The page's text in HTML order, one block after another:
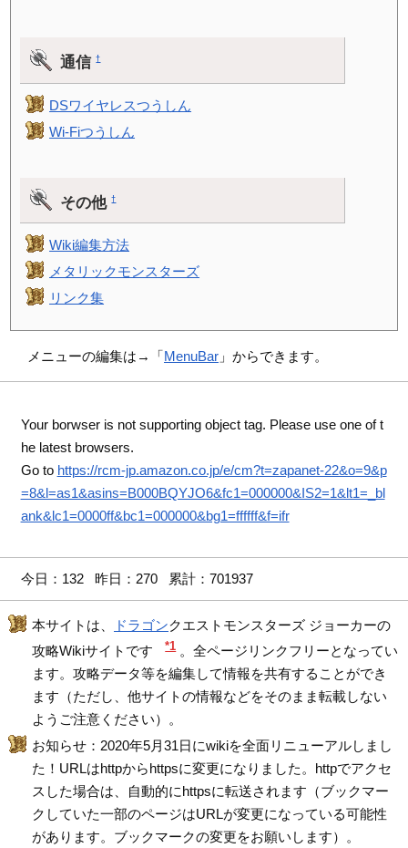
通信†
DSワイヤレスつうしん
Wi-Fiつうしん
その他†
Wiki編集方法
メタリックモンスターズ
リンク集
メニューの編集は→「 MenuBar 」からできます。
Your borwser is not supporting object tag. Please use one of t
he latest browsers.
Go to https://rcm-jp.amazon.co.jp/e/cm?t=zapanet-22&o=9&p
=8&l=as1&asins=B000BQYJO6&fc1=000000&IS2=1&lt1=_bl
ank&lc1=0000ff&bc1=000000&bg1=ffffff&f=ifr
今日：132 昨日：270 累計：701937
本サイトは、 ドラゴンクエストモンスターズ ジョーカーの
攻略Wikiサイトです
*1 。全ページリンクフリーとなってい
ます。攻略データ等を編集して情報を共有することができ
ます（ただし、他サイトの情報などをそのまま転載しない
ようご注意ください）。
お知らせ：2020年5月31日にwikiを全面リニューアルしまし
た！URLはhttpからhttpsに変更になりました。httpでアクセ
スした場合は、自動的にhttpsに転送されます（ブックマー
クしていた一部のページはURLが変更になっている可能性
があります。ブックマークの変更をお願いします）。